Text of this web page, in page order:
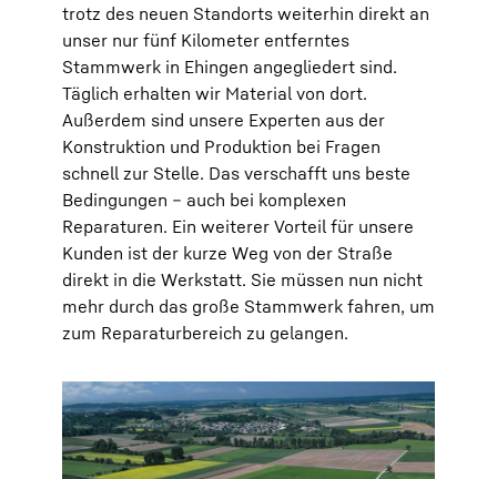
trotz des neuen Standorts weiterhin direkt an
unser nur fünf Kilometer entferntes
Stammwerk in Ehingen angegliedert sind.
Täglich erhalten wir Material von dort.
Außerdem sind unsere Experten aus der
Konstruktion und Produktion bei Fragen
schnell zur Stelle. Das verschafft uns beste
Bedingungen – auch bei komplexen
Reparaturen. Ein weiterer Vorteil für unsere
Kunden ist der kurze Weg von der Straße
direkt in die Werkstatt. Sie müssen nun nicht
mehr durch das große Stammwerk fahren, um
zum Reparaturbereich zu gelangen.